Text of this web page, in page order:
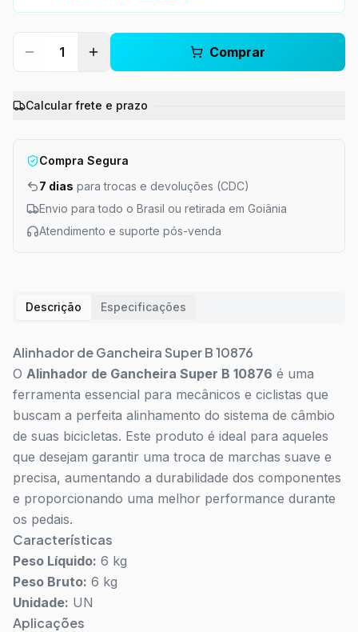
1 Comprar
Calcular frete e prazo
Compra Segura
7 dias para trocas e devoluções (CDC)
Envio para todo o Brasil ou retirada em Goiânia
Atendimento e suporte pós-venda
Descrição Especificações
Alinhador de Gancheira Super B 10876
O Alinhador de Gancheira Super B 10876 é uma
ferramenta essencial para mecânicos e ciclistas que
buscam a perfeita alinhamento do sistema de câmbio
de suas bicicletas. Este produto é ideal para aqueles
que desejam garantir uma troca de marchas suave e
precisa, aumentando a durabilidade dos componentes
e proporcionando uma melhor performance durante
os pedais.
Características
Peso Líquido: 6 kg
Peso Bruto: 6 kg
Unidade: UN
Aplicações